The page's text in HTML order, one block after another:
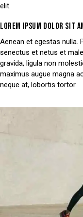
elit.
LOREM IPSUM DOLOR SIT
Aenean et egestas nulla.
senectus et netus et
gravida, ligula non
maximus augue magna
neque at, lobortis tortor.